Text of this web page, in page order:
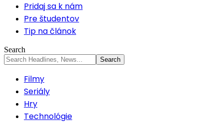
Pridaj sa k nám
Pre študentov
Tip na článok
Search
Filmy
Seriály
Hry
Technológie